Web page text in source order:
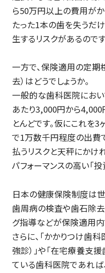
ら50万円以上の費用がか
たった1本の歯を失うだ
生するリスクがあるのです
一方で、保険適用の定期
去）はどうでしょうか。
一般的な歯科医院にお
あたり3,000円から
とんどです。仮にこれを
で1万数千円程度の出費
払うリスクと天秤にかけ
パフォーマンスの高い「投
日本の健康保険制度は
歯周病の検査や歯石除去
グ指導などが保険適用内
さらに、「かかりつけ歯
強診）」や「在宅療養支
ている歯科医院であれ